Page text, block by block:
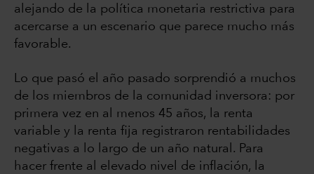
alejando de la política monetaria restrictiva para
acercarse a un escenario que parece mucho más
favorable.
Lo que pasó el año pasado sorprendió a muchos
de los miembros de la comunidad inversora: por
primera vez en al menos 45 años, la renta
variable y la renta fija registraron rentabilidades
negativas a lo largo de un año natural. Para
hacer frente al elevado nivel de inflación, la